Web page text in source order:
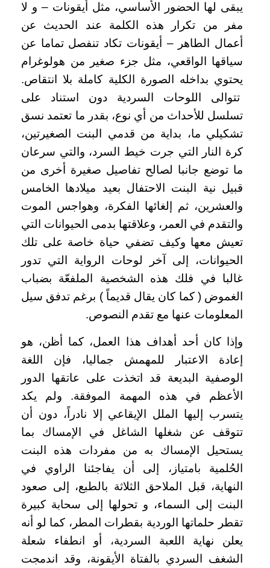
يبقى لها الحضور الأساسي، مثل أيقونات – و لا
مفر من تكرار هذه الكلمة عند الحديث عن
أعمال الطاهر – أيقونات تكاد تنفصل تماما عن
سياقها الواقعي، مثل جزء صغير من هولوغرام
يحتوي بداخله الصورة الكلية كاملة بلا انتقاص.
تتوالى اللوحات السردية دون استناد على
تسلسل للأحداث من أي نوع، بقدر ما تعتمد نسق
تشكيلي ما، بداية من قدمي البنت الصغيرتين،
كرة النار التي جرت خيط السرد، والتي سرعان
ما توضع جانبا لصالح تفاصيل صغيرة أخرى من
قبيل نية البنت الاحتفال بعيد ميلادها الخامس
والعشرين، ثم إلغائها الفكرة، وهواجس الموت
والتقدم في العمر، وعلاقتها بدمى الحيوانات التي
تعيش معها وكيف تضفي حياة خاصة على تلك
الحيوانات، إلى آخر لوحات الرواية التي تدور
غالبا في فلك هذه الشخصية الملفعّة بضباب
الغموض ( كما كان يقال قديماً ) برغم تدفق سيل
المعلومات عنها مع تقدم النصوص.
وإذا كان أحد أهداف هذا العمل، كما أظن، هو
إعادة الاعتبار للمهمش جماليا، فإن اللغة
الوصفية البديعة قد اتخذت على عاتقها الدور
الأعظم في هذه المهمة الموفقة. ولم يكد
يتسرب إليها الملل الإيقاعي إلا نادراً، دون أن
تتوقف عن شغلها الشاغل في الإمساك بما
يستحيل الإمساك به من مفردات هذه البنت
الحُلمية بامتياز، إلى أن يفاجئنا الراوي في
النهاية، قبل الملاحق الثلاثة بالطبع، إلى صعود
البنت إلى السماء، و تحولها إلى سحابة كبيرة
تقطر حلماتها الوردية بقطرات المطر، كما لو أنه
يعلن نهاية اللعبة السردية، أو انطفاء شعلة
الشغف السردي بالفتاة الأيقونة، وقد اندمجت